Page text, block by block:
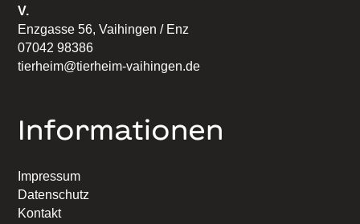
V.
Enzgasse 56, Vaihingen / Enz
07042 98386
tierheim@tierheim-vaihingen.de
Informationen
Impressum
Datenschutz
Kontakt